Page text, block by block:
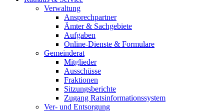
Verwaltung
Ansprechpartner
Ämter & Sachgebiete
Aufgaben
Online-Dienste & Formulare
Gemeinderat
Mitglieder
Ausschüsse
Fraktionen
Sitzungsberichte
Zugang Ratsinformationssystem
Ver- und Entsorgung